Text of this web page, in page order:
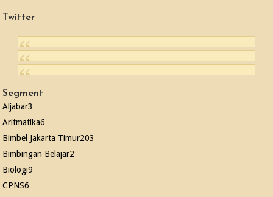
Twitter
Segment
Aljabar3
Aritmatika6
Bimbel Jakarta Timur203
Bimbingan Belajar2
Biologi9
CPNS6